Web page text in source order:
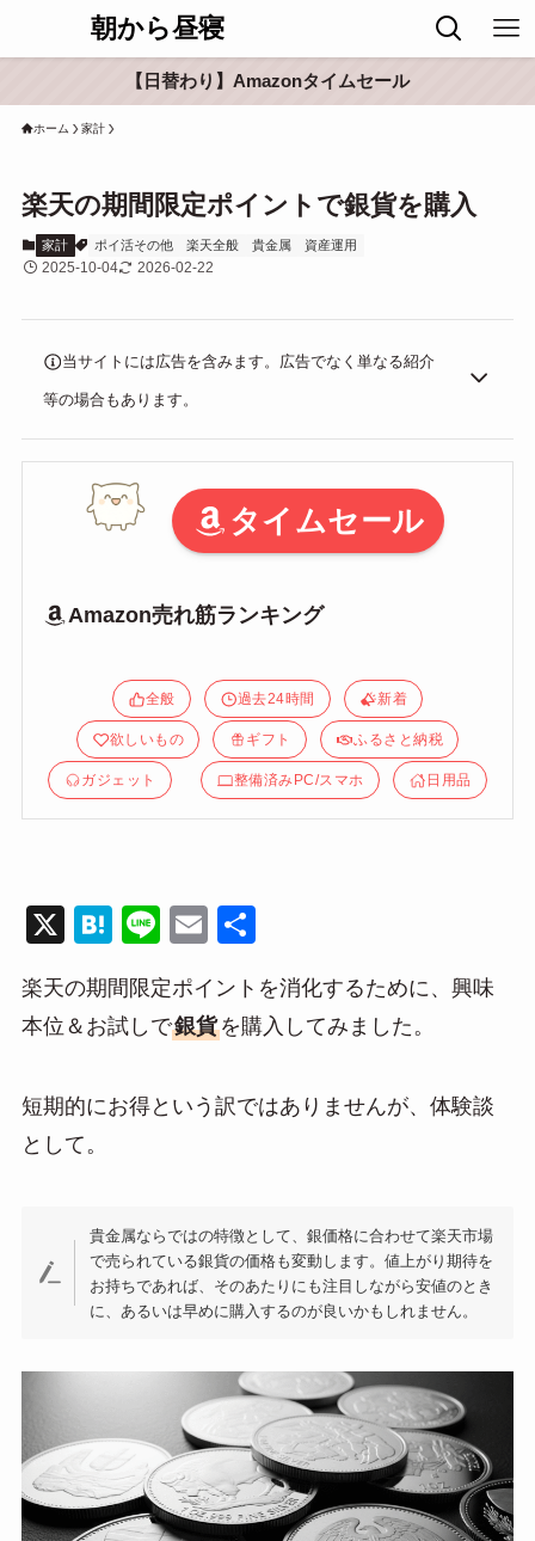
朝から昼寝
【日替わり】Amazonタイムセール
ホーム 家計
楽天の期間限定ポイントで銀貨を購入
家計 ポイ活その他 楽天全般 貴金属 資産運用
2025-10-04 2026-02-22
当サイトには広告を含みます。広告でなく単なる紹介
等の場合もあります。
タイムセール
Amazon売れ筋ランキング
全般 過去24時間 新着
欲しいもの ギフト ふるさと納税
ガジェット 整備済みPC/スマホ 日用品
X
H
e
n
Li
e
E
ail
楽天の期間限定ポイントを消化するために、興味
本位＆お試しで銀貨を購入してみました。
短期的にお得という訳ではありませんが、体験談
として。
貴金属ならではの特徴として、銀価格に合わせて楽天市場
で売られている銀貨の価格も変動します。値上がり期待を
お持ちであれば、そのあたりにも注目しながら安値のとき
に、あるいは早めに購入するのが良いかもしれません。